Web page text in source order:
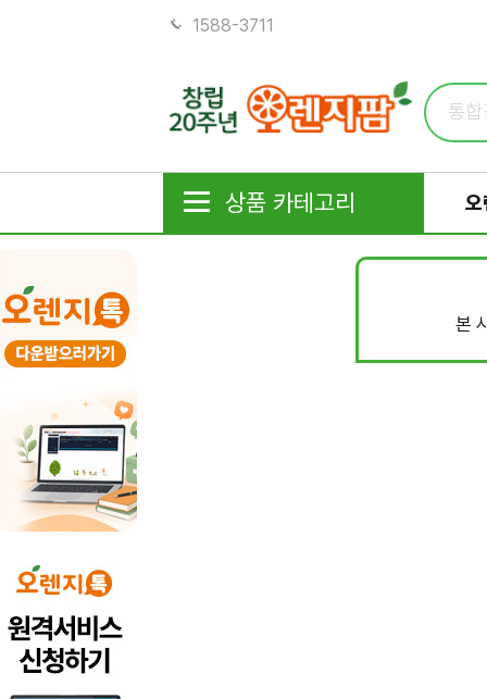
1588-3711
상품 카테고리 오
본